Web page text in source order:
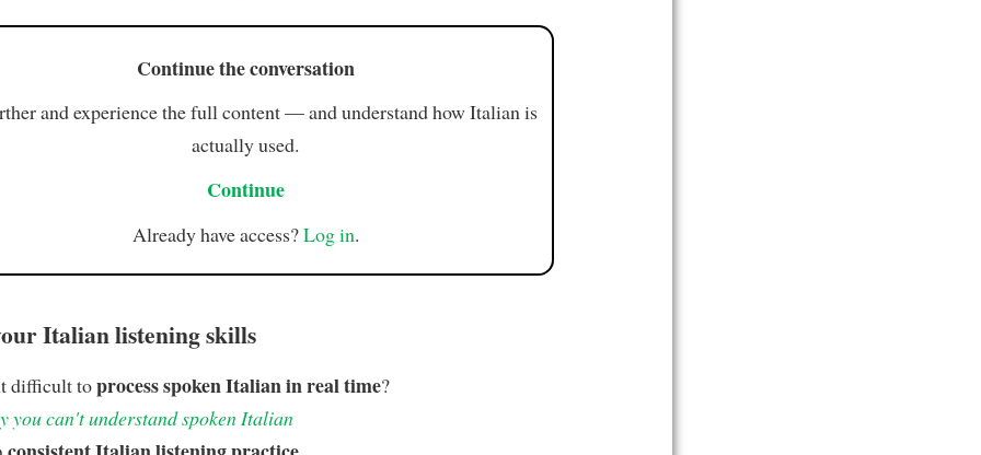
Continue the conversation
and experience the full content — and understand how Italian is
actually used.
Continue
Already have access?Log in.
Italian listening skills
difficult toprocess spoken Italian in real time?
you can't understand spoken Italian